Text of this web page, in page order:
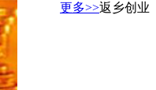
更多>>返乡创业